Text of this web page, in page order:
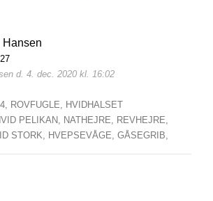
Hansen
d. 4. dec. 2020 kl. 16:02
ROVFUGLE, HVIDHALSET
PELIKAN, NATHEJRE, REVHEJRE,
STORK, HVEPSEVÅGE, GÅSEGRIB,